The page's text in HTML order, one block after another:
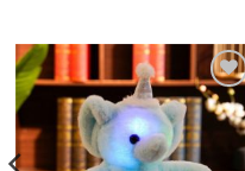
Ajouter
à la
liste de
souhaits